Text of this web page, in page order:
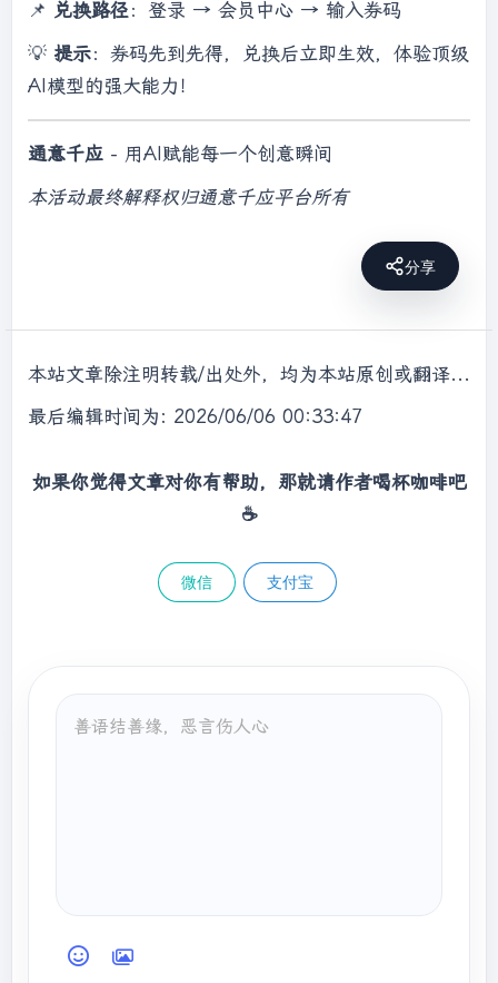
📌 兑换路径：登录 → 会员中心 → 输入券码
💡 提示：券码先到先得，兑换后立即生效，体验顶级
AI模型的强大能力！
通意千应 - 用AI赋能每一个创意瞬间
本活动最终解释权归通意千应平台所有
分享
本站文章除注明转载/出处外，均为本站原创或翻译，转载前请务必署名，转载请标明出处。
最后编辑时间为: 2026/06/06 00:33:47
如果你觉得文章对你有帮助，那就请作者喝杯咖啡吧
☕
微信 支付宝